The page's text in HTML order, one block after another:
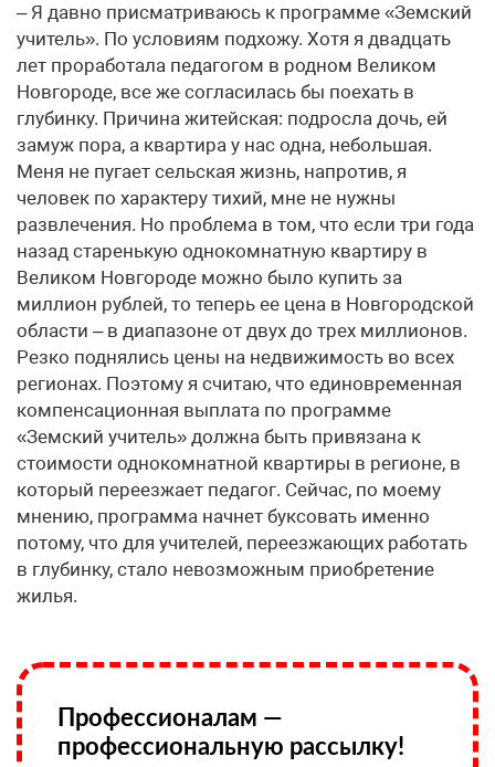
– Я давно присматриваюсь к программе «Земский
учитель». По условиям подхожу. Хотя я двадцать
лет проработала педагогом в родном Великом
Новгороде, все же согласилась бы поехать в
глубинку. Причина житейская: подросла дочь, ей
замуж пора, а квартира у нас одна, небольшая.
Меня не пугает сельская жизнь, напротив, я
человек по характеру тихий, мне не нужны
развлечения. Но проблема в том, что если три года
назад старенькую однокомнатную квартиру в
Великом Новгороде можно было купить за
миллион рублей, то теперь ее цена в Новгородской
области – в диапазоне от двух до трех миллионов.
Резко поднялись цены на недвижимость во всех
регионах. Поэтому я считаю, что единовременная
компенсационная выплата по программе
«Земский учитель» должна быть привязана к
стоимости однокомнатной квартиры в регионе, в
который переезжает педагог. Сейчас, по моему
мнению, программа начнет буксовать именно
потому, что для учителей, переезжающих работать
в глубинку, стало невозможным приобретение
жилья.
Профессионалам —
профессиональную рассылку!